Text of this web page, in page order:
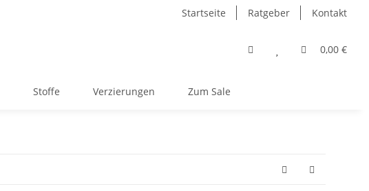
Startseite Ratgeber Kontakt
0,00 €
Stoffe Verzierungen Zum Sale